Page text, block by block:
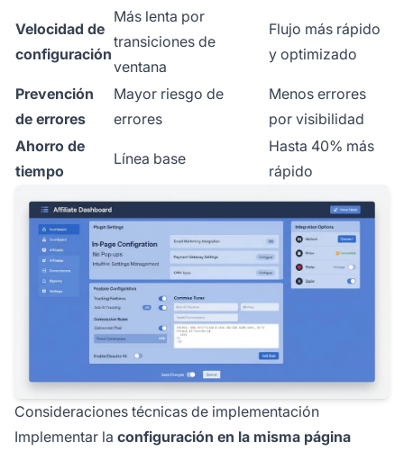
Velocidad de
configuración
Más lenta por
transiciones de
ventana
Flujo más rápido
y optimizado
Prevención
de errores
Mayor riesgo de
errores
Menos errores
por visibilidad
Ahorro de
tiempo
Línea base
Hasta 40% más
rápido
Consideraciones técnicas de implementación
Implementar la configuración en la misma página